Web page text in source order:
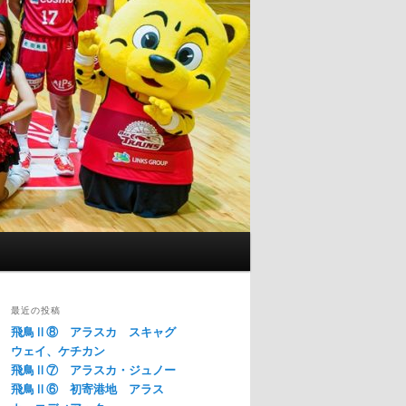
最近の投稿
飛鳥Ⅱ⑧ アラスカ スキャグ
ウェイ、ケチカン
飛鳥Ⅱ⑦ アラスカ・ジュノー
飛鳥Ⅱ⑥ 初寄港地 アラス